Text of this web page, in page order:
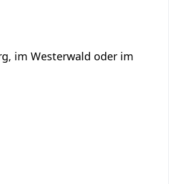
im Westerwald oder im